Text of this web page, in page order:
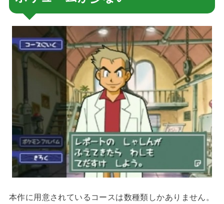
本作に用意されているコースは数種類しかありません。